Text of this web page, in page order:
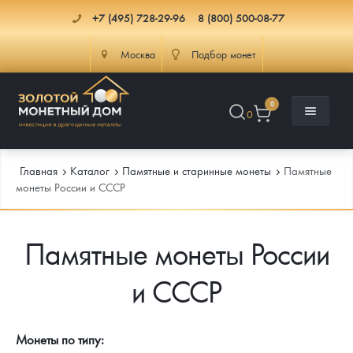
+7 (495) 728-29-96 8 (800) 500-08-77
Москва Подбор монет
0
0
Каталог Монет
Памятные и старинные монеты
Инфо
Подлинность монет
Услуги
Главная Каталог Памятные и старинные монеты
Памятные
монеты России и СССР
Памятные монеты России
и СССР
Монеты по типу: